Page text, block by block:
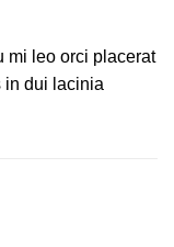
mi leo orci placerat
in dui lacinia